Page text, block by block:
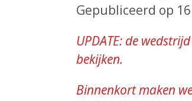
Gepubliceerd op
UPDATE: de
bekijken.
Binnenkort maken